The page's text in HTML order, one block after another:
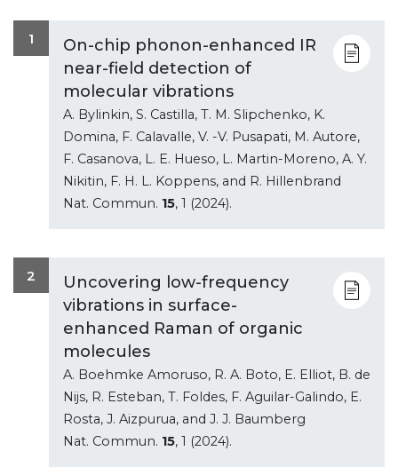
1
On-chip phonon-enhanced IR
near-field detection of
molecular vibrations
A. Bylinkin, S. Castilla, T. M. Slipchenko, K.
Domina, F. Calavalle, V. -V. Pusapati, M. Autore,
F. Casanova, L. E. Hueso, L. Martin-Moreno, A. Y.
Nikitin, F. H. L. Koppens, and R. Hillenbrand
Nat. Commun. 15, 1 (2024).
2
Uncovering low-frequency
vibrations in surface-
enhanced Raman of organic
molecules
A. Boehmke Amoruso, R. A. Boto, E. Elliot, B. de
Nijs, R. Esteban, T. Foldes, F. Aguilar-Galindo, E.
Rosta, J. Aizpurua, and J. J. Baumberg
Nat. Commun. 15, 1 (2024).